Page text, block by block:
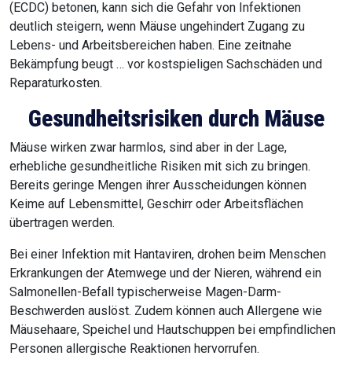
(ECDC) betonen, kann sich die Gefahr von Infektionen
deutlich steigern, wenn Mäuse ungehindert Zugang zu
Lebens- und Arbeitsbereichen haben. Eine zeitnahe
Bekämpfung beugt … vor kostspieligen Sachschäden und
Reparaturkosten.
Gesundheitsrisiken durch Mäuse
Mäuse wirken zwar harmlos, sind aber in der Lage,
erhebliche gesundheitliche Risiken mit sich zu bringen.
Bereits geringe Mengen ihrer Ausscheidungen können
Keime auf Lebensmittel, Geschirr oder Arbeitsflächen
übertragen werden.
Bei einer Infektion mit Hantaviren, drohen beim Menschen
Erkrankungen der Atemwege und der Nieren, während ein
Salmonellen-Befall typischerweise Magen-Darm-
Beschwerden auslöst. Zudem können auch Allergene wie
Mäusehaare, Speichel und Hautschuppen bei empfindlichen
Personen allergische Reaktionen hervorrufen.